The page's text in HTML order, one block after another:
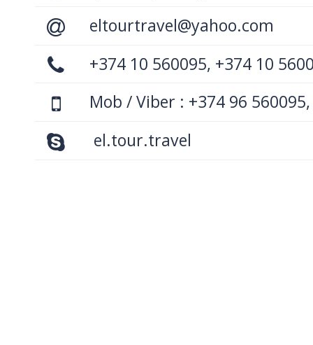
eltourtravel@yahoo.com
+374 10 560095, +374 10
Mob / Viber : +374 96
el.tour.travel